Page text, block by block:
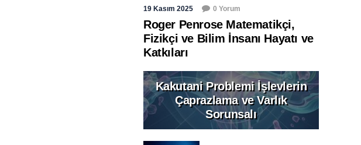
19 Kasım 2025 0 Yorum
Roger Penrose Matematikçi,
Fizikçi ve Bilim İnsanı Hayatı ve
Katkıları
Kakutani Problemi İşlevlerin
Çaprazlama ve Varlık
Sorunsalı